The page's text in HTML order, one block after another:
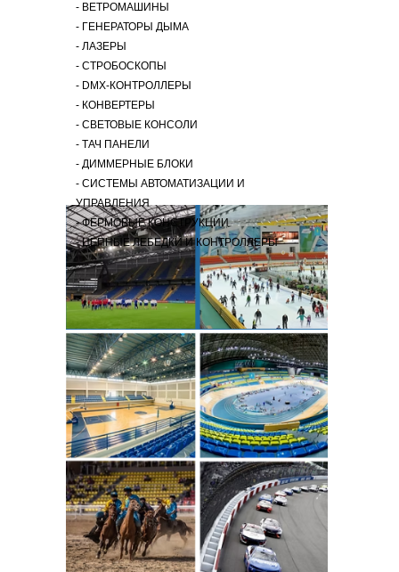
​- ВЕТРОМАШИНЫ
​- ГЕНЕРАТОРЫ ДЫМА
​- ЛАЗЕРЫ
​- СТРОБОСКОПЫ
​- DMX-КОНТРОЛЛЕРЫ
​- КОНВЕРТЕРЫ
​- СВЕТОВЫЕ КОНСОЛИ
​- ТАЧ ПАНЕЛИ
​- ДИММЕРНЫЕ БЛОКИ
​- СИСТЕМЫ АВТОМАТИЗАЦИИ И
УПРАВЛЕНИЯ
- ФЕРМОВЫЕ КОНСТРУКЦИИ
​- ЦЕПНЫЕ ЛЕБЕДКИ И КОНТРОЛЛЕРЫ